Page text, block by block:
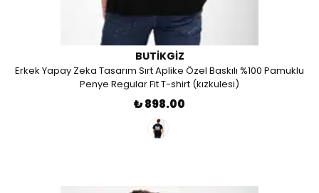
BUTIKGIZ
Erkek Yapay Zeka Tasarım Sırt Aplike Özel Baskılı %100 Pamuklu
Penye Regular Fit T-shirt (kızkulesi)
₺ 898.00